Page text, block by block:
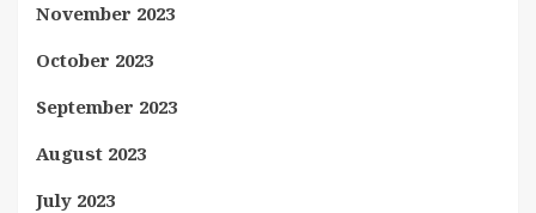
November 2023
October 2023
September 2023
August 2023
July 2023